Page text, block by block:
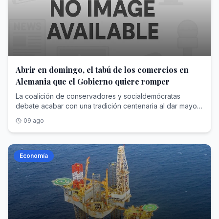
Abrir en domingo, el tabú de los comercios en
Alemania que el Gobierno quiere romper
La coalición de conservadores y socialdemócratas
debate acabar con una tradición centenaria al dar mayor
domingo. La mitad de la población lo respalda
09 ago
Economía